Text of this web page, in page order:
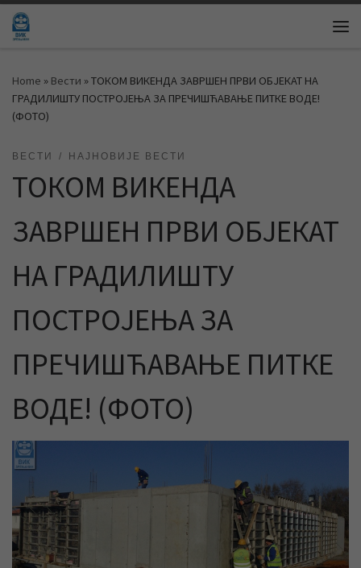
Skip to content
Home » Вести »ТОКОМ ВИКЕНДА ЗАВРШЕН ПРВИ ОБЈЕКАТ НА
ГРАДИЛИШТУ ПОСТРОЈЕЊА ЗА ПРЕЧИШЋАВАЊЕ ПИТКЕ ВОДЕ!
(ФОТО)
ВЕСТИ НАЈНОВИЈЕ ВЕСТИ
ТОКОМ ВИКЕНДА
ЗАВРШЕН ПРВИ ОБЈЕКАТ
НА ГРАДИЛИШТУ
ПОСТРОЈЕЊА ЗА
ПРЕЧИШЋАВАЊЕ ПИТКЕ
ВОДЕ! (ФОТО)